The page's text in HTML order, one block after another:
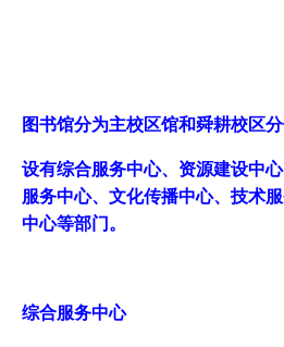
图书馆分为主校区馆和舜耕校区分
设有综合服务中心、资源建设中
服务中心、文化传播中心、技术
中心等部门。
综合服务中心